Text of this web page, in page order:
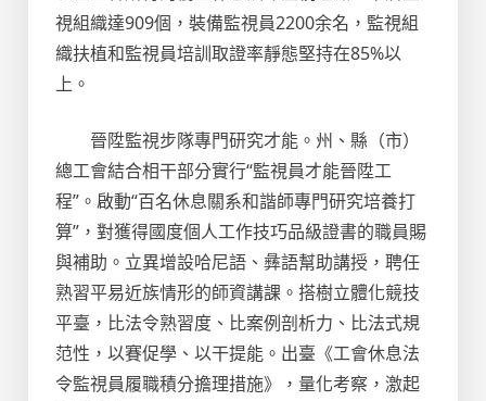
視組織達909個，裝備監視員2200余名，監視組
織扶植和監視員培訓取證率靜態堅持在85%以
上。
晉陞監視步隊專門研究才能。州、縣（市）
總工會結合相干部分實行“監視員才能晉陞工
程”。啟動“百名休息關系和諧師專門研究培養打
算”，對獲得國度個人工作技巧品級證書的職員賜
與補助。立異增設哈尼語、彝語幫助講授，聘任
熟習平易近族情形的師資講課。搭樹立體化競技
平臺，比法令熟習度、比案例剖析力、比法式規
范性，以賽促學、以干提能。出臺《工會休息法
令監視員履職積分擔理措施》，量化考察，激起